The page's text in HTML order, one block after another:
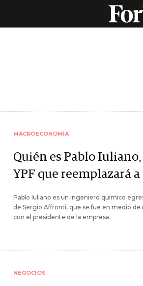
MACROECONOMÍA
Quién es Pablo Iuliano,
YPF que reemplazará
Pablo Iuliano es un ingeniero químico
de Sergio Affronti, que se fue en medio
con el presidente de la empresa.
NEGOCIOS